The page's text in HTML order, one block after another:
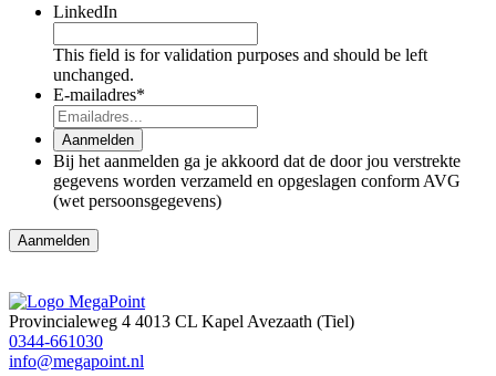
LinkedIn
This field is for validation purposes and should be left
unchanged.
E-mailadres*
Aanmelden
Bij het aanmelden ga je akkoord dat de door jou verstrekte
gegevens worden verzameld en opgeslagen conform AVG
(wet persoonsgegevens)
Provincialeweg 4 4013 CL Kapel Avezaath (Tiel)
0344-661030
info@megapoint.nl